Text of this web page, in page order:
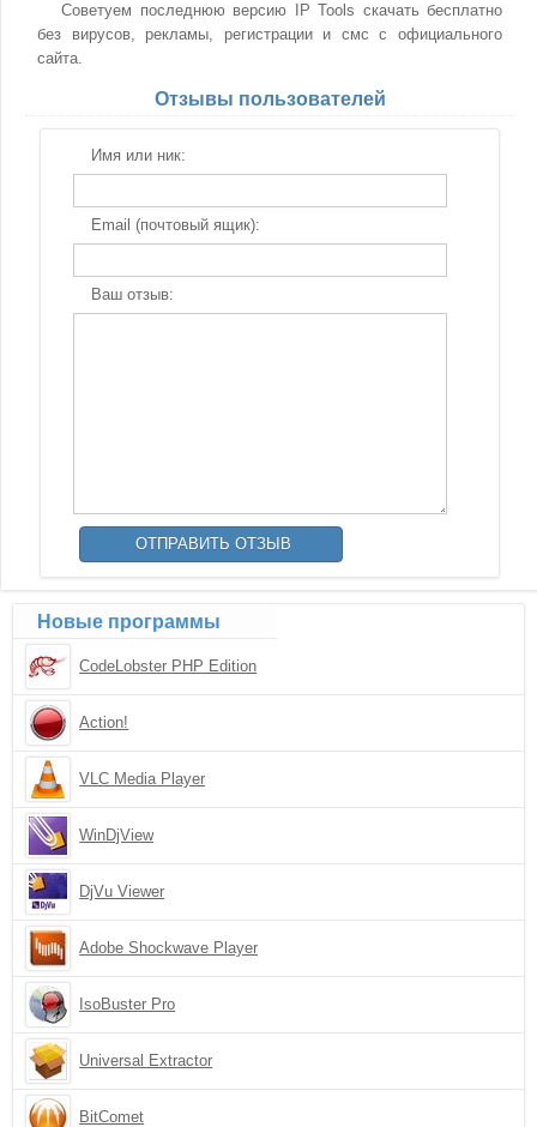
Советуем последнюю версию IP Tools скачать бесплатно
без вирусов, рекламы, регистрации и смс с официального
сайта.
Отзывы пользователей
Имя или ник:
Email (почтовый ящик):
Ваш отзыв:
Новые программы
CodeLobster PHP Edition
Action!
VLC Media Player
WinDjView
DjVu Viewer
Adobe Shockwave Player
IsoBuster Pro
Universal Extractor
BitComet